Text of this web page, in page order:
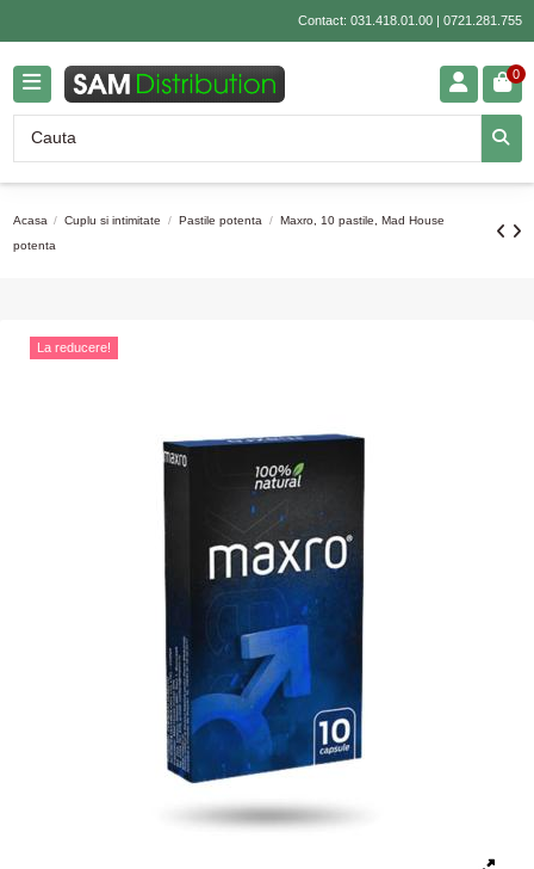
Contact: 031.418.01.00| 0721.281.755
0
Acasa Cuplu si intimitate Pastile potenta
Maxro, 10 pastile, Mad House
potenta
La reducere!